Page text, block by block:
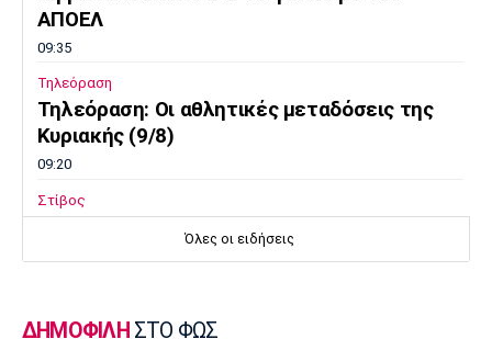
ΑΠΟΕΛ
09:35
Τηλεόραση
Τηλεόραση: Οι αθλητικές μεταδόσεις της
Κυριακής (9/8)
09:20
Στίβος
Παγκόσμιο Πρωτάθλημα Κ20: Πέμπτος ο
Αλιβιζάτος, ένατος ο Κουλούρης
Όλες οι ειδήσεις
ΔΗΜΟΦΙΛΗ ΣΤΟ ΦΩΣ